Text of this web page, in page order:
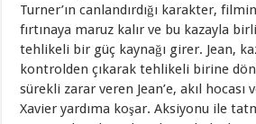
Turner’ın canlandırdığı karakter,
fırtınaya maruz kalır ve bu kazayla
tehlikeli bir güç kaynağı girer. Jean,
kontrolden çıkarak tehlikeli birine
sürekli zarar veren Jean’e, akıl hocası
Xavier yardıma koşar. Aksiyonu ile